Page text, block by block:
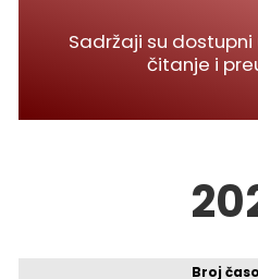
Sadržaji su dostupni
čitanje i